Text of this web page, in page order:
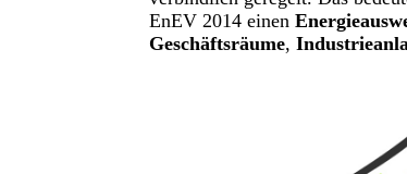
EnEV 2014 einen
Geschäftsräume,